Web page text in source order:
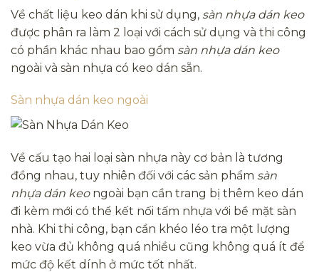
Về chất liệu keo dán khi sử dụng, sàn nhựa dán keo
được phân ra làm 2 loại với cách sử dụng và thi công
có phần khác nhau bao gồm sàn nhựa dán keo
ngoài và sàn nhựa có keo dán sẵn.
Sàn nhựa dán keo ngoài
Về cấu tạo hai loại sàn nhựa này cơ bản là tương
đồng nhau, tuy nhiên đối với các sản phẩm sàn
nhựa dán keongoài bạn cần trang bị thêm keo dán
đi kèm mới có thể kết nối tấm nhựa với bề mặt sàn
nhà. Khi thi công, bạn cần khéo léo tra một lượng
keo vừa đủ không quá nhiều cũng không quá ít để
mức độ kết dính ở mức tốt nhất.